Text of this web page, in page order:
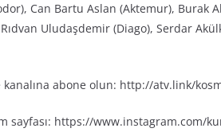
Can Bartu Aslan (Aktemur), Burak
Uludaşdemir (Diago), Serdar
abone olun: http://atv.link/
sayfası: https://www.instagram.com/